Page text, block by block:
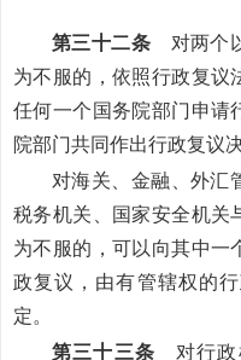
第三十二条 对两个
为不服的，依照行政复议
任何一个国务院部门申请
院部门共同作出行政复议决
对海关、金融、外汇
税务机关、国家安全机关
为不服的，可以向其中一
政复议，由有管辖权的
定。
第三十三条 对行政